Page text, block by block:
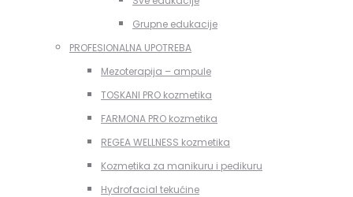
Grupne edukacije
PROFESIONALNA UPOTREBA
Mezoterapija – ampule
TOSKANI PRO kozmetika
FARMONA PRO kozmetika
REGEA WELLNESS kozmetika
Kozmetika za manikuru i pedikuru
Hydrofacial tekućine